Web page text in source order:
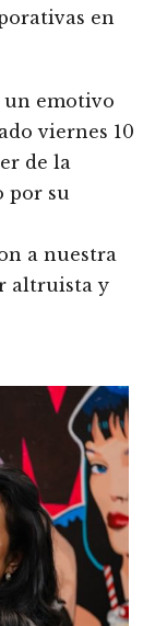
en
un emotivo
viernes 10
de la
por su
a nuestra
altruista y